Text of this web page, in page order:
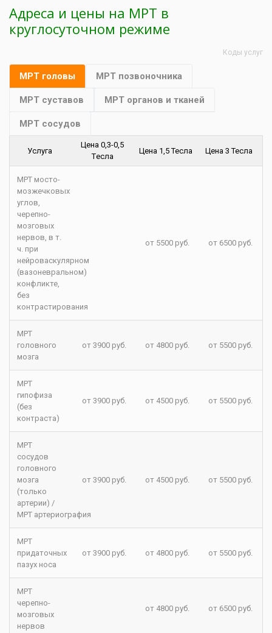
Адреса и цены на МРТ в
круглосуточном режиме
МРТ головы МРТ позвоночника
МРТ суставов МРТ органов и тканей
МРТ сосудов
Коды услуг
Услуга
Цена 0,3-0,5
Tесла
Цена 1,5 Тесла Цена 3 Тесла
МРТ мосто-
мозжечковых
углов,
черепно-
мозговых
нервов, в т.
ч. при
нейроваскулярном
(вазоневральном)
конфликте,
без
контрастирования
от 5500 руб. от 6500 руб.
МРТ
головного
мозга
от 3900 руб. от 4800 руб. от 5500 руб.
МРТ
гипофиза
(без
контраста)
от 3900 руб. от 4500 руб. от 5500 руб.
МРТ
сосудов
головного
мозга
(только
артерии) /
МРТ артериография
от 3900 руб. от 4500 руб. от 5500 руб.
МРТ
придаточных
пазух носа
от 3900 руб. от 4800 руб. от 5500 руб.
МРТ
черепно-
мозговых
нервов
от 4800 руб. от 6500 руб.